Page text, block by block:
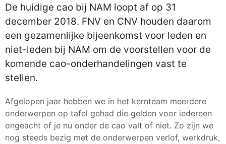
De huidige cao bij NAM loopt af op 31
december 2018. FNV en CNV houden daarom
een gezamenlijke bijeenkomst voor leden en
niet-leden bij NAM om de voorstellen voor de
komende cao-onderhandelingen vast te
stellen.
Afgelopen jaar hebben we in het kernteam meerdere
onderwerpen op tafel gehad die gelden voor iedereen
ongeacht of je nu onder de cao valt of niet. Zo zijn we
nog steeds bezig met de onderwerpen verlof, werkdruk,